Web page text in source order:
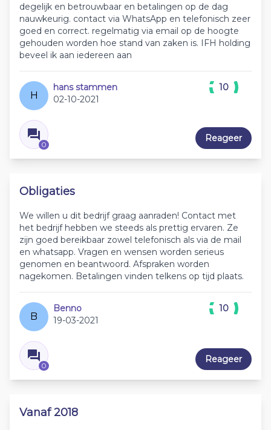
degelijk en betrouwbaar en betalingen op de dag
nauwkeurig. contact via WhatsApp en telefonisch zeer
goed en correct. regelmatig via email op de hoogte
gehouden worden hoe stand van zaken is. IFH holding
beveel ik aan iedereen aan
H
hans stammen
02-10-2021
0
10
Reageer
Obligaties
We willen u dit bedrijf graag aanraden! Contact met
het bedrijf hebben we steeds als prettig ervaren. Ze
zijn goed bereikbaar zowel telefonisch als via de mail
en whatsapp. Vragen en wensen worden serieus
genomen en beantwoord. Afspraken worden
nagekomen. Betalingen vinden telkens op tijd plaats.
B
Benno
19-03-2021
0
10
Reageer
Vanaf 2018